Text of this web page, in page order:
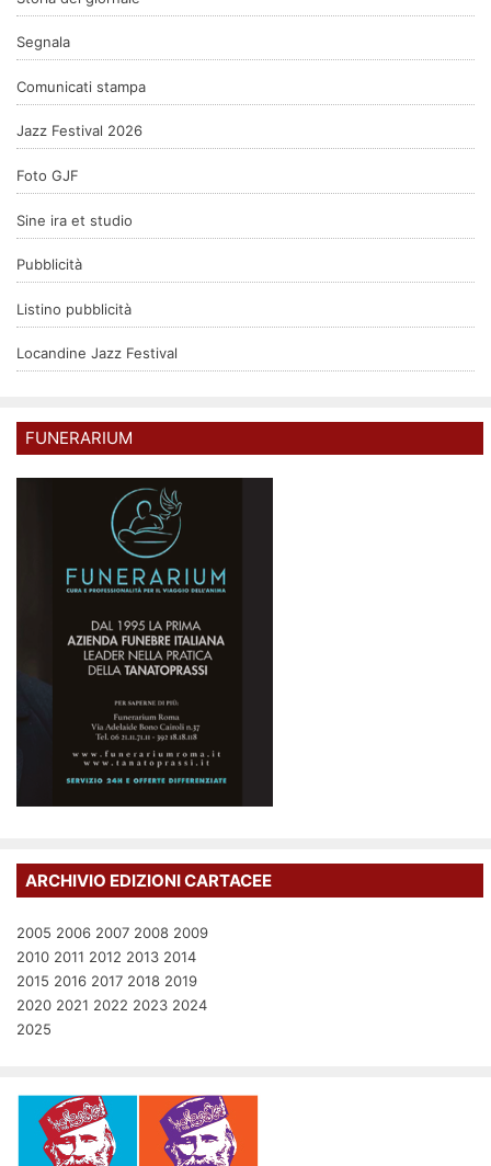
Segnala
Comunicati stampa
Jazz Festival 2026
Foto GJF
Sine ira et studio
Pubblicità
Listino pubblicità
Locandine Jazz Festival
FUNERARIUM
ARCHIVIO EDIZIONI CARTACEE
2005 2006 2007 2008 2009
2010 2011 2012 2013 2014
2015 2016 2017 2018 2019
2020 2021 2022 2023 2024
2025